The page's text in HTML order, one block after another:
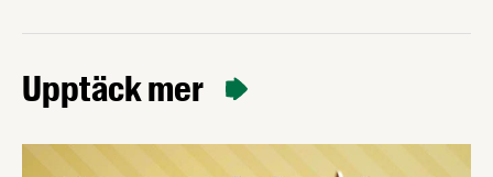
Upptäck mer